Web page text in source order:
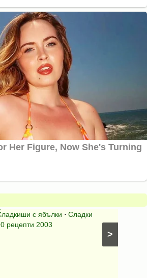
>
с ябълки ⋅ Сладки
рецепти 2003
питка
на
мама